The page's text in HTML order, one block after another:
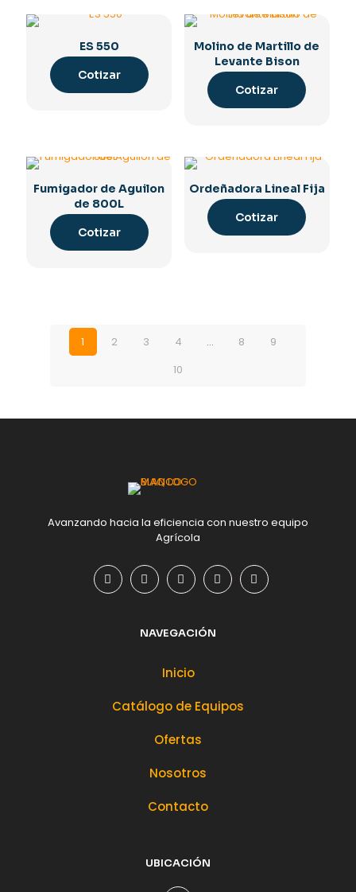
ES 550
Cotizar
Molino de Martillo de
Levante Bison
Cotizar
Fumigador de Aguilon
de 800L
Cotizar
Ordeñadora Lineal Fija
Cotizar
1 2 3 4 … 8
9
10
Avanzando hacia la eficiencia con nuestro equipo
Agrícola
NAVEGACIÓN
Inicio
Catálogo de Equipos
Ofertas
Nosotros
Contacto
UBICACIÓN